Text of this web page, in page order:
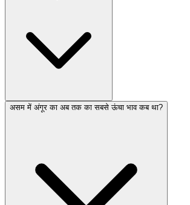
असम में अंगूर का अब तक का सबसे ऊंचा भाव कब था?